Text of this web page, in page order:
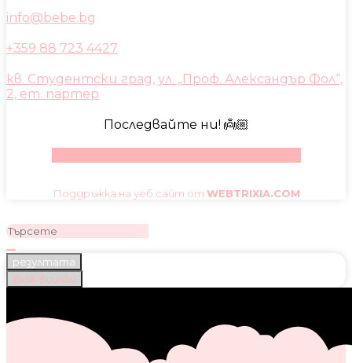
info@bebe.bg
+359 88 723 4427
кв. Студентски град, ул. „Проф. Александър Фол“,
2, ет. партер
Последвайте ни! 👼🏼
Поддръжка на уеб сайт от WEBTRIXIA.COM
резултата
Виж всички